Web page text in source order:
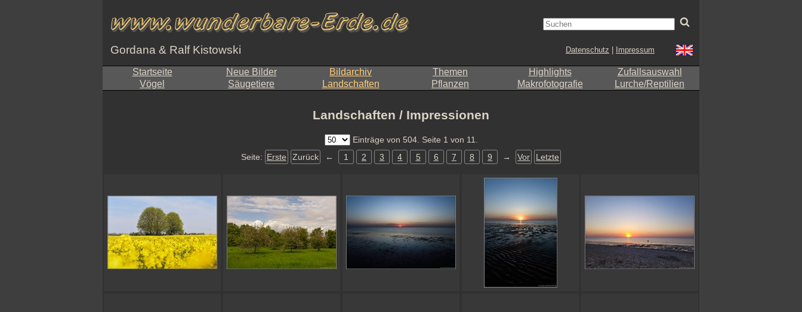
Gordana & Ralf Kistowski Datenschutz Impressum
Startseite Neue Bilder Bildarchiv Themen Highlights
Zufallsauswahl
Vögel
Säugetiere Landschaften Pflanzen Makrofotografie Lurche/Reptilien
Landschaften / Impressionen
Einträge von 504. Seite 1 von 11.
Seite: Erste Zurück ← 1 2 3 4 5 6 7 8 9 → Vor Letzte